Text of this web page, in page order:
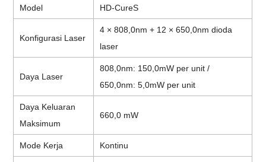
Model HD-CureS
Konfigurasi Laser
4 × 808,0nm + 12 × 650,0nm dioda
laser
Daya Laser
808,0nm: 150,0mW per unit /
650,0nm: 5,0mW per unit
Daya Keluaran
Maksimum
660,0 mW
Mode Kerja Kontinu